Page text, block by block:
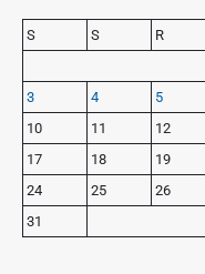
o
s
s
t
:
r
i
m
a
r
y
S
d
e
S S R
3
4 5
10
11 12
17
18 19
24
25 26
31